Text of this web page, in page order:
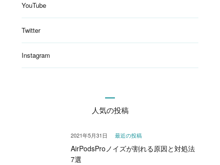
YouTube
Twitter
Instagram
人気の投稿
最近の投稿
AirPodsProノイズが割れる原因と対処法
7選
2021年5月31日